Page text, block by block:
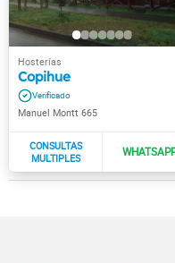
Copihue
Manuel Montt 665